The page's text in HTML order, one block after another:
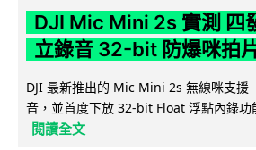
DJI Mic Mini 2s 實測 四
立錄音 32-bit 防爆咪拍
DJI 最新推出的 Mic Mini 2s 無線咪支援
音，並首度下放 32-bit Float 浮點內錄功
閱讀全文